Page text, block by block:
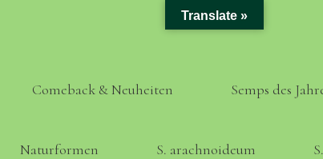
Comeback & Neuheiten Semps des
Naturformen S. arachnoideum
Translate »